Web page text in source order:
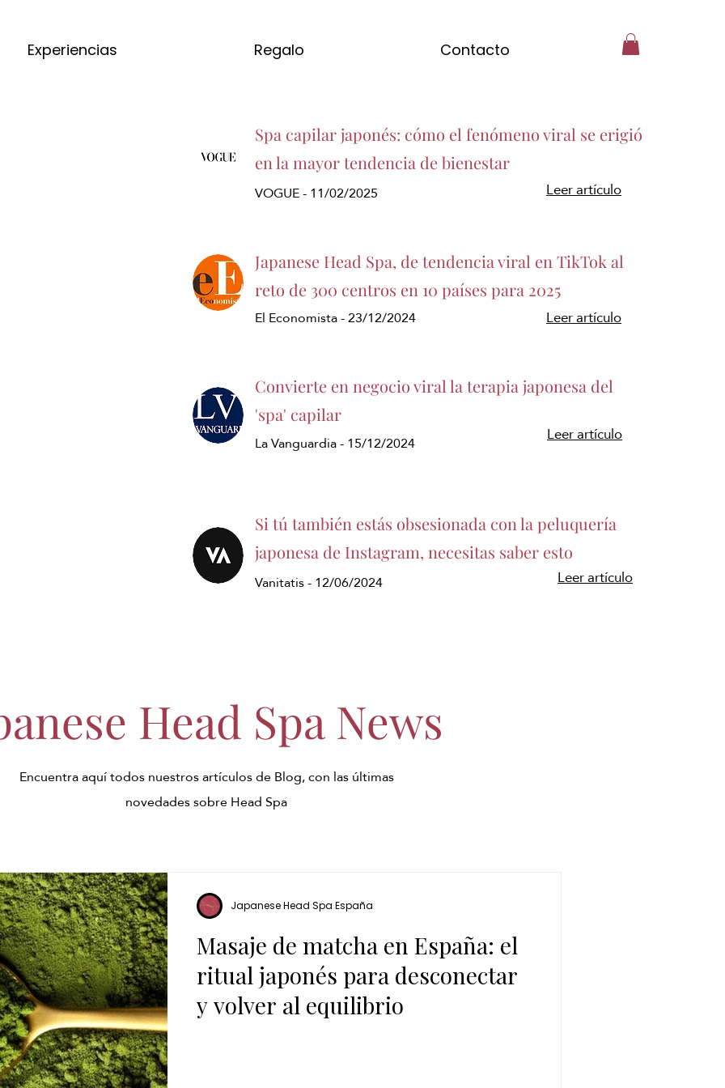
Experiencias Regalo Contacto
Spa capilar japonés: cómo el fenómeno viral se erigió
en la mayor tendencia de bienestar
VOGUE - 11/02/2025 Leer artículo
Japanese Head Spa, de tendencia viral en TikTok al
reto de 300 centros en 10 países para 2025
El Economista - 23/12/2024 Leer artículo
La Vanguardia - 15/12/2024
Convierte en negocio viral la terapia japonesa del
'spa' capilar
Leer artículo
Si tú también estás obsesionada con la peluquería
japonesa de Instagram, necesitas saber esto
Vanitatis - 12/06/2024 Leer artículo
Head Spa News
Masaje de matcha en España: el
ritual japonés para desconectar
y volver al equilibrio
Japanese Head Spa España
Encuentra aquí todos nuestros artículos de Blog, con las últimas
novedades sobre Head Spa